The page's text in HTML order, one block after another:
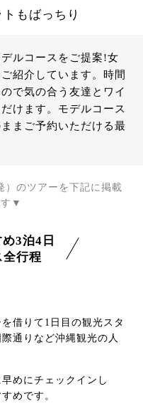
もばっちり
ルコースをご提案!女
紹介しています。時間
で気の合う友達とワイ
けます。モデルコース
まご予約いただける最
のツアーを下記に掲載
す▼
3泊4日
全行程
借りて1日目の観光スタ
通りなど沖縄観光の人
めにチェックインし
めです。